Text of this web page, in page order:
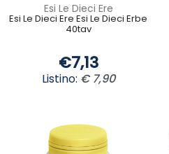
Esi Le Dieci Ere
Esi Le Dieci Ere Esi Le Dieci Erbe
40tav
€7,13
Listino: € 7,90